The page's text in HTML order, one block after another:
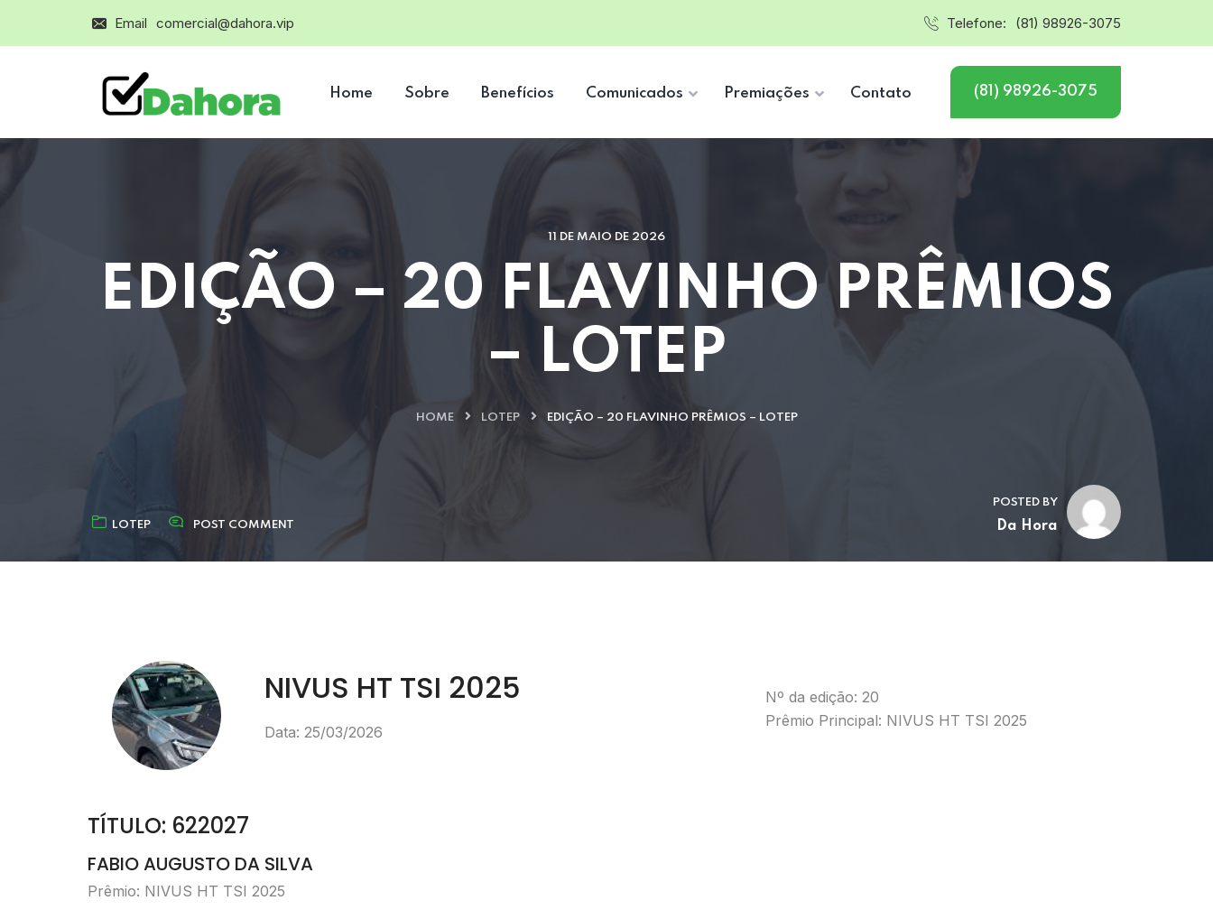
Email comercial@dahora.vip Telefone: (81) 98926-3075
Home Sobre Benefícios Comunicados Premiações Contato (81) 98926-3075
11 DE MAIO DE 2026
EDIÇÃO – 20 FLAVINHO PRÊMIOS
– LOTEP
HOME LOTEP EDIÇÃO – 20 FLAVINHO PRÊMIOS – LOTEP
LOTEP POST COMMENT
POSTED BY
Da Hora
NIVUS HT TSI 2025
Data: 25/03/2026
Nº da edição: 20
Prêmio Principal: NIVUS HT TSI 2025
TÍTULO: 622027
FABIO AUGUSTO DA SILVA
Prêmio: NIVUS HT TSI 2025